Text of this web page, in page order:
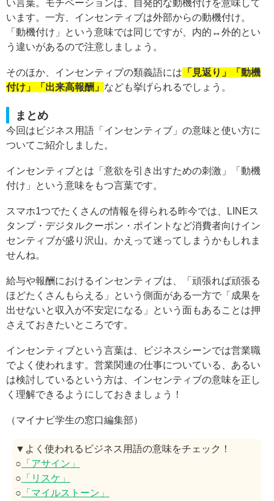
い言葉。モチベーションは、自発的な動機付けを意味して
います。一方、インセンティブは外部からの動機付け。
「動機付け」という意味では同じですが、内的↔︎外的とい
う違いがあるので注意しましょう。
そのほか、インセンティブの類義語には 「見返り」「動機
付け」「出来高報酬」 なども挙げられるでしょう。
まとめ
今回はビジネス用語「インセンティブ」の意味と使い方に
ついてご紹介しました。
インセンティブとは「意欲を引き出すための刺激」「動機
付け」という意味をもつ言葉です。
スマホ1つでたくさんの情報を得られる昨今では、LINEス
タンプ・デジタルクーポン・ポイントなど消費者向けイン
センティブが盛り沢山。かえって迷ってしまうかもしれま
せんね。
給与や報酬におけるインセンティブは、「頑張れば頑張る
ほどたくさんもらえる」という側面がある一方で「成果を
出せないと収入が不安定になる」という面もあることは押
さえておきたいところです。
インセンティブという言葉は、ビジネスシーンでは営業職
でよく使われます。営業関連の仕事についている、あるい
は検討しているという方は、インセンティブの意味を正し
く理解できるようにしておきましょう！
（マイナビ学生の窓口編集部）
▼よく使われるビジネス用語の意味をチェック！
○ 「アサイン」
○ 「リスケ」
○ 「マイルストーン」